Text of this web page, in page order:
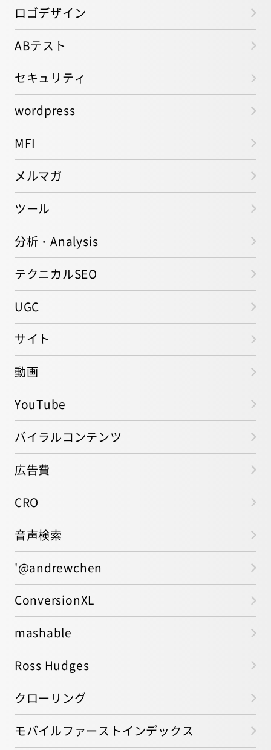
ロゴデザイン
ABテスト
セキュリティ
wordpress
MFI
メルマガ
ツール
分析・Analysis
テクニカルSEO
UGC
サイト
動画
YouTube
バイラルコンテンツ
広告費
CRO
音声検索
'@andrewchen
ConversionXL
mashable
Ross Hudges
クローリング
モバイルファーストインデックス